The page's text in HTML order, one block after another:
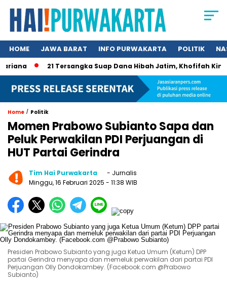
HOME JAWA BARAT INFO PURWAKARTA POLITIK
21 Tersangka Suap Dana Hibah Jatim, Khofifah Kini
Home / Politik
Momen Prabowo Subianto Sapa dan
Peluk Perwakilan PDI Perjuangan di
HUT Partai Gerindra
Tim Hai Purwakarta
- Jurnalis
Minggu, 16 Februari 2025 - 11:38 WIB
Presiden Prabowo Subianto yang juga Ketua Umum (Ketum) DPP
partai Gerindra menyapa dan memeluk perwakilan dari partai PDI
Perjuangan Olly Dondokambey. (Facebook.com @Prabowo
Subianto)